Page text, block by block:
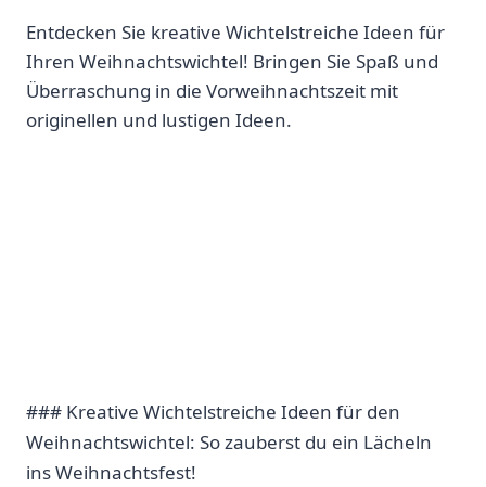
Entdecken Sie kreative Wichtelstreiche Ideen für
Ihren Weihnachtswichtel! Bringen Sie Spaß und
Überraschung in die Vorweihnachtszeit mit
originellen und lustigen Ideen.
### Kreative Wichtelstreiche Ideen für den‌
Weihnachtswichtel: So zauberst du ein Lächeln
ins Weihnachtsfest!